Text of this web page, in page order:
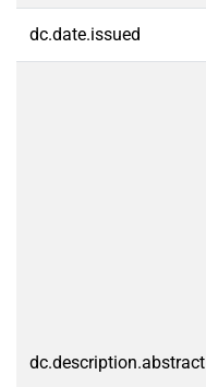
dc.date.issued
dc.description.abstract